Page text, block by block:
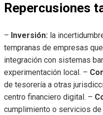
Repercusiones
– Inversión: la
tempranas de empresas
integración con sistemas
experimentación local. –
de tesorería a otras
centro financiero digital. –
cumplimiento o servicios